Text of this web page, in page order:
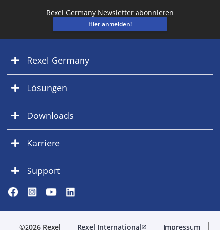
Rexel Germany Newsletter abonnieren
Hier anmelden!
Rexel Germany
Lösungen
Downloads
Karriere
Support
©2026 Rexel Rexel Internationalopen_in_new Impressum